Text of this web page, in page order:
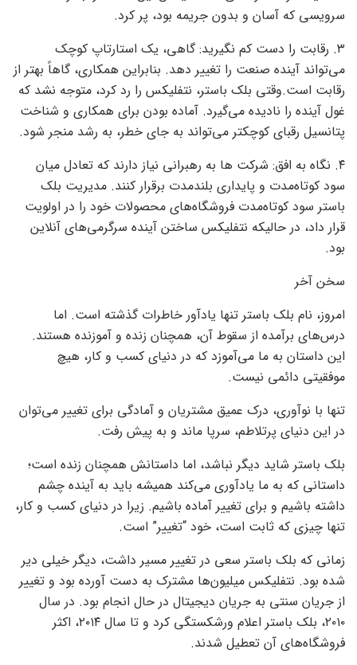
سرویسی که آسان و بدون جریمه بود، پر کرد.
۳. رقابت را دست کم نگیرید: گاهی، یک استارتاپ کوچک
می‌تواند آینده صنعت را تغییر دهد. بنابراین همکاری، گاهاً بهتر از
رقابت است.وقتی بلک باستر، نتفلیکس را رد کرد، متوجه نشد که
غول آینده را نادیده می‌گیرد. آماده بودن برای همکاری و شناخت
پتانسیل رقبای کوچکتر می‌تواند به جای خطر، به رشد منجر شود.
۴. نگاه به افق: شرکت ها به رهبرانی نیاز دارند که تعادل میان
سود کوتاه‌مدت و پایداری بلندمدت برقرار ‌کنند. مدیریت بلک
باستر سود کوتاه‌مدت فروشگاه‌های محصولات خود را در اولویت
قرار داد، در حالیکه نتفلیکس ساختن آینده سرگرمی‌های آنلاین
بود.
سخن آخر
امروز، نام بلک باستر تنها یادآور خاطرات گذشته است. اما
درس‌های برآمده از سقوط آن، همچنان زنده و آموزنده هستند.
این داستان به ما می‌آموزد که در دنیای کسب و کار، هیچ
موفقیتی دائمی نیست.
تنها با نوآوری، درک عمیق مشتریان و آمادگی برای تغییر می‌توان
در این دنیای پرتلاطم، سرپا ماند و به پیش رفت.
بلک باستر شاید دیگر نباشد، اما داستانش همچنان زنده است؛
داستانی که به ما یادآوری می‌کند همیشه باید به آینده چشم
داشته باشیم و برای تغییر آماده باشیم. زیرا در دنیای کسب و کار،
تنها چیزی که ثابت است، خود “تغییر” است.
زمانی که بلک باستر سعی در تغییر مسیر داشت، دیگر خیلی دیر
شده بود. نتفلیکس میلیون‌ها مشترک به دست آورده بود و تغییر
از جریان سنتی به جریان دیجیتال در حال انجام بود. در سال
۲۰۱۰، بلک باستر اعلام ورشکستگی کرد و تا سال ۲۰۱۴، اکثر
فروشگاه‌های آن تعطیل شدند.